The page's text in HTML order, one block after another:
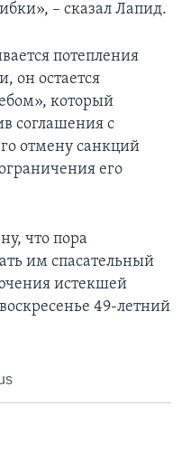
– сказал Лапид.
потепления
он остается
который
соглашения с
отмену санкций
его
что пора
им спасательный
истекшей
49-летний